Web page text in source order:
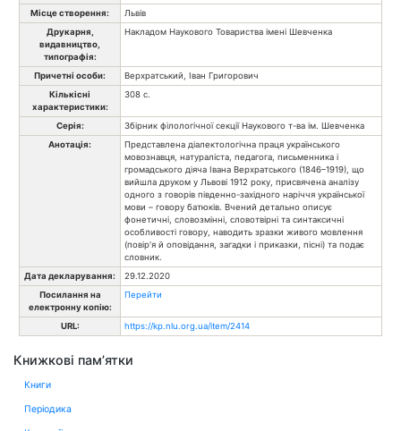
Місце створення:
Львів
Друкарня,
видавництво,
типографія:
Накладом Наукового Товариства імені Шевченка
Причетні особи:
Верхратський, Іван Григорович
Кількісні
характеристики:
308 с.
Серія:
Збірник філологічної секції Наукового т-ва ім. Шевченка
Анотація:
Представлена діалектологічна праця українського
мовознавця, натураліста, педагога, письменника і
громадського діяча Івана Верхратського (1846–1919), що
вийшла друком у Львові 1912 року, присвячена аналізу
одного з говорів південно-західного наріччя української
мови – говору батюків. Вчений детально описує
фонетичні, словозмінні, словотвірні та синтаксичні
особливості говору, наводить зразки живого мовлення
(повір'я й оповідання, загадки і приказки, пісні) та подає
словник.
Дата декларування:
29.12.2020
Посилання на
електронну копію:
Перейти
URL: https://kp.nlu.org.ua/item/2414
Книжкові пам’ятки
Книги
Періодика